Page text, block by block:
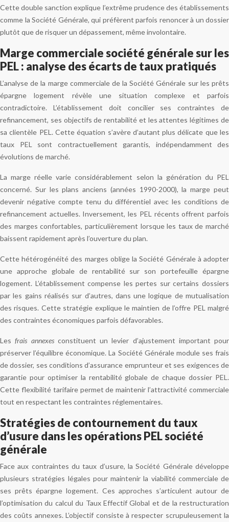
Cette double sanction explique l’extrême prudence des établissements
comme la Société Générale, qui préfèrent parfois renoncer à un dossier
plutôt que de risquer un dépassement, même involontaire.
Marge commerciale société générale sur les
PEL : analyse des écarts de taux pratiqués
L’analyse de la marge commerciale de la Société Générale sur les prêts
épargne logement révèle une situation complexe et parfois
contradictoire. L’établissement doit concilier ses contraintes de
refinancement, ses objectifs de rentabilité et les attentes légitimes de
sa clientèle PEL. Cette équation s’avère d’autant plus délicate que les
taux PEL sont contractuellement garantis, indépendamment des
évolutions de marché.
La marge réelle varie considérablement selon la génération du PEL
concerné. Sur les plans anciens (années 1990-2000), la marge peut
devenir négative compte tenu du différentiel avec les conditions de
refinancement actuelles. Inversement, les PEL récents offrent parfois
des marges confortables, particulièrement lorsque les taux de marché
baissent rapidement après l’ouverture du plan.
Cette hétérogénéité des marges oblige la Société Générale à adopter
une approche globale de rentabilité sur son portefeuille épargne
logement. L’établissement compense les pertes sur certains dossiers
par les gains réalisés sur d’autres, dans une logique de mutualisation
des risques. Cette stratégie explique le maintien de l’offre PEL malgré
des contraintes économiques parfois défavorables.
Lesfrais annexes constituent un levier d’ajustement important pour
préserver l’équilibre économique. La Société Générale module ses frais
de dossier, ses conditions d’assurance emprunteur et ses exigences de
garantie pour optimiser la rentabilité globale de chaque dossier PEL.
Cette flexibilité tarifaire permet de maintenir l’attractivité commerciale
tout en respectant les contraintes réglementaires.
Stratégies de contournement du taux
d’usure dans les opérations PEL société
générale
Face aux contraintes du taux d’usure, la Société Générale développe
plusieurs stratégies légales pour maintenir la viabilité commerciale de
ses prêts épargne logement. Ces approches s’articulent autour de
l’optimisation du calcul du Taux Effectif Global et de la restructuration
des coûts annexes. L’objectif consiste à respecter scrupuleusement la